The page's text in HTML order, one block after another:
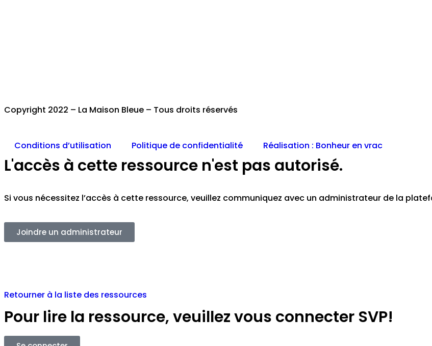
Copyright 2022 – La Maison Bleue – Tous droits réservés
Conditions d’utilisation Politique de confidentialité Réalisation : Bonheur en vrac
L'accès à cette ressource n'est pas autorisé.
Si vous nécessitez l’accès à cette ressource, veuillez communiquez avec un administrateur de la
Joindre un administrateur
Retourner à la liste des ressources
Pour lire la ressource, veuillez vous connecter SVP!